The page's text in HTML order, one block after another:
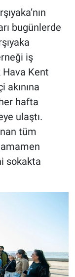
bugünlerde
iş
Hava Kent
akınına
hafta
ulaştı.
tüm
sokakta